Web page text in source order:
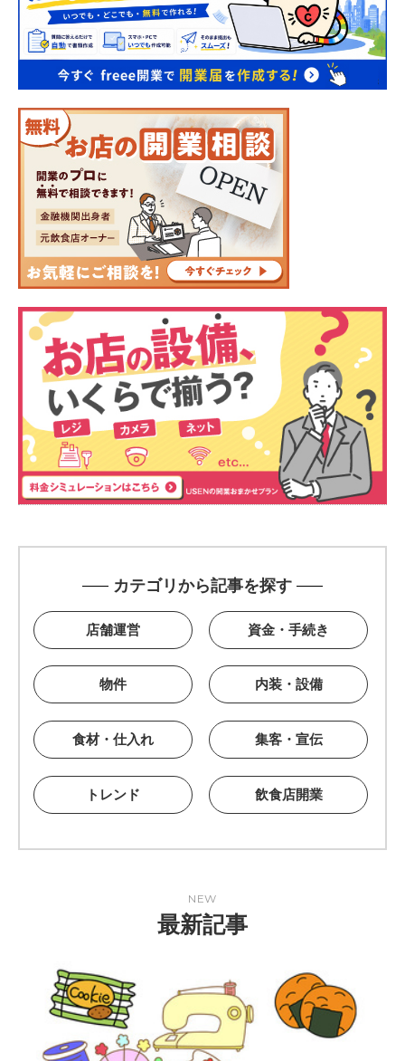
カテゴリから記事を探す
店舗運営 資金・手続き
物件 内装・設備
食材・仕入れ 集客・宣伝
トレンド 飲食店開業
NEW
最新記事